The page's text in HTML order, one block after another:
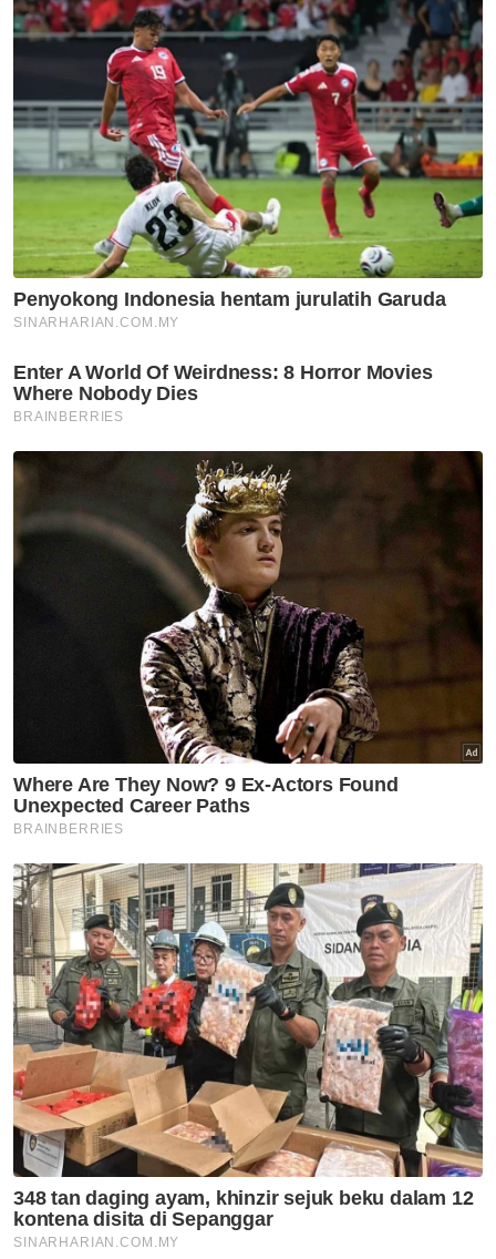
Nasional
Isu import udang Thailand
dijangka selesai pertengahan
bulan ini – Mohamad Sabu
Nasional
Anwar jamin siasatan RCI TH
dilaksana tanpa kompromi